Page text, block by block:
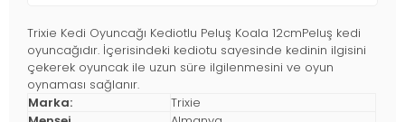
Trixie Kedi Oyuncağı Kediotlu Peluş Koala 12cmPeluş kedi
oyuncağıdır. İçerisindeki kediotu sayesinde kedinin ilgisini
çekerek oyuncak ile uzun süre ilgilenmesini ve oyun
oynaması sağlanır.
Marka:
Trixie